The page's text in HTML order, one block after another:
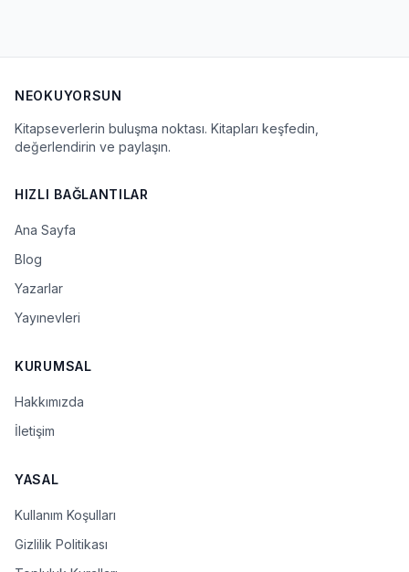
NEOKUYORSUN
Kitapseverlerin buluşma noktası. Kitapları keşfedin,
değerlendirin ve paylaşın.
HIZLI BAĞLANTILAR
Ana Sayfa
Blog
Yazarlar
Yayınevleri
KURUMSAL
Hakkımızda
İletişim
YASAL
Kullanım Koşulları
Gizlilik Politikası